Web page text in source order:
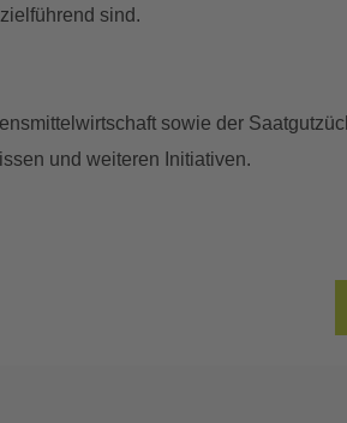
sind.
sowie der
und weiteren Initiativen.